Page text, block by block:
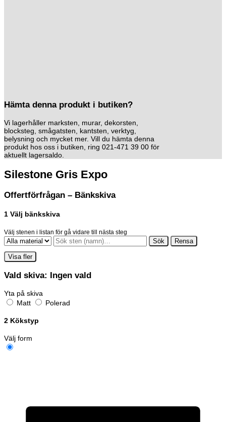
Hämta denna produkt i butiken?
Vi lagerhåller marksten, murar, dekorsten,
blocksteg, smågatsten, kantsten, verktyg,
belysning och mycket mer. Vill du hämta denna
produkt hos oss i butiken, ring 021-471 39 00 för
aktuellt lagersaldo.
Silestone Gris Expo
Offertförfrågan – Bänkskiva
1 Välj bänkskiva
Välj stenen i listan för gå vidare till nästa steg
Sök Rensa
Visa fler
Vald skiva: Ingen vald
Yta på skiva
Matt
Polerad
2 Kökstyp
Välj form